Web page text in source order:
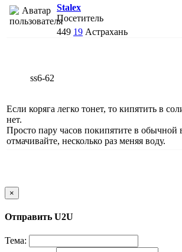
Stalex
Посетитель
449 19 Астрахань
ss6-62
Если коряга легко тонет, то кипятить в
нет.
Просто пару часов покипятите в обычной
отмачивайте, несколько раз меняя воду.
×
Отправить U2U
Тема: